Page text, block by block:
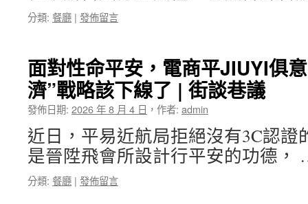
分類: 餐廳 | 發佈留言
面對性命平安，電商平JIUYI俱
濟”戰略該下線了 | 街談巷議
發佈日期: 2026 年 8 月 4 日 ， 作者: admin
近日，平易近航局拒絕沒有3C認證
是晉陞飛會所設計行平安的功德
分類: 餐廳 | 發佈留言